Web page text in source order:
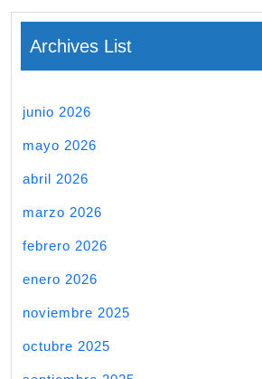
Archives List
junio 2026
mayo 2026
abril 2026
marzo 2026
febrero 2026
enero 2026
noviembre 2025
octubre 2025